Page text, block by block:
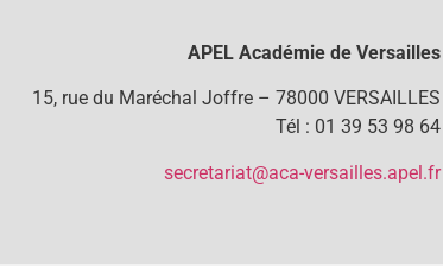
APEL Académie de Versailles
15, rue du Maréchal Joffre – 78000 VERSAILLES
Tél : 01 39 53 98 64
secretariat@aca-versailles.apel.fr